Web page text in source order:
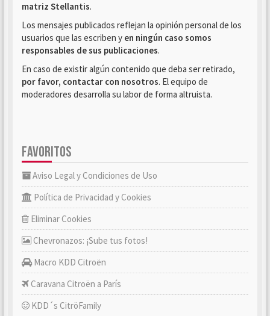
matriz Stellantis.
Los mensajes publicados reflejan la opinión personal de los
usuarios que las escriben y en ningún caso somos
responsables de sus publicaciones.
En caso de existir algún contenido que deba ser retirado,
por favor, contactar con nosotros. El equipo de
moderadores desarrolla su labor de forma altruista.
FAVORITOS
Aviso Legal y Condiciones de Uso
Política de Privacidad y Cookies
Eliminar Cookies
Chevronazos: ¡Sube tus fotos!
Macro KDD Citroën
Caravana Citroën a París
KDD´s CitröFamily